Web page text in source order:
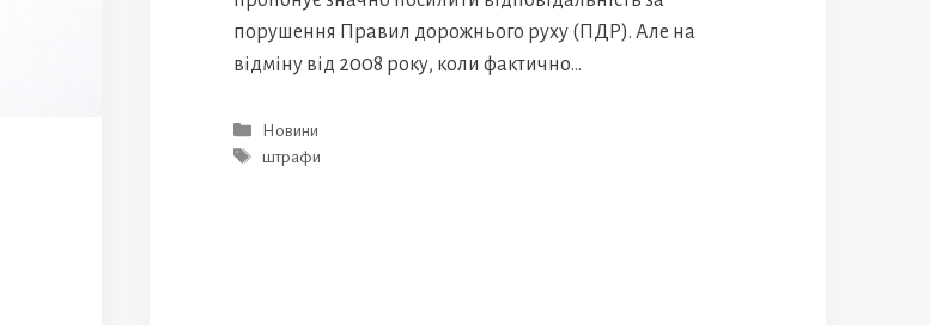
порушення Правил дорожнього руху (ПДР). Але на
відміну від 2008 року, коли фактично…
Категорії
Новини
Позначки
штрафи